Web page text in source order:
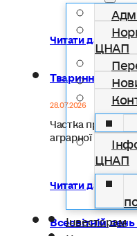
ЦНАП
ЦНАП
Інвесторам
Читати далі...
Тваринництво
28.07.2026
Частка
аграрної
Читати далі...
Всесвітній